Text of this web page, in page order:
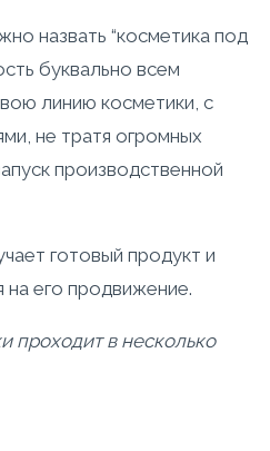
назвать “косметика под
буквально всем
линию косметики, с
не тратя огромных
производственной
готовый продукт и
его продвижение.
проходит в несколько